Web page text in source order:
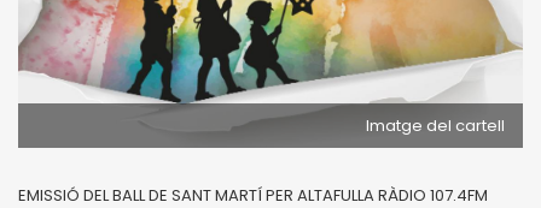
Imatge del cartell
EMISSIÓ DEL BALL DE SANT MARTÍ PER ALTAFULLA RÀDIO 107.4FM